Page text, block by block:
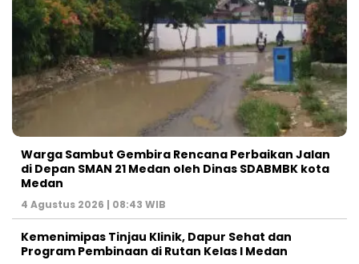
Warga Sambut Gembira Rencana Perbaikan Jalan
di Depan SMAN 21 Medan oleh Dinas SDABMBK kota
Medan
4 Agustus 2026 | 08:43 WIB
Kemenimipas Tinjau Klinik, Dapur Sehat dan
Program Pembinaan di Rutan Kelas I Medan